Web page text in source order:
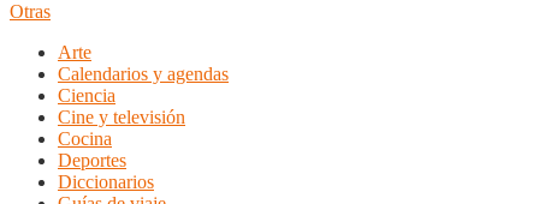
Otras
Arte
Calendarios y agendas
Ciencia
Cine y televisión
Cocina
Deportes
Diccionarios